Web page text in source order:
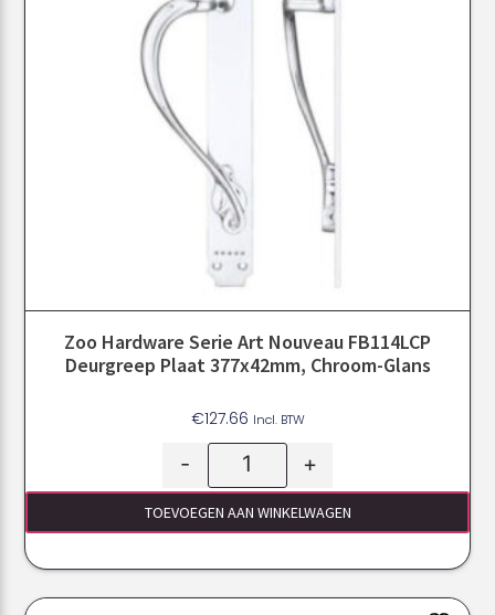
Zoo Hardware Serie Art Nouveau FB114LCP
Deurgreep Plaat 377x42mm, Chroom-Glans
€127.66 Incl. BTW
- +
TOEVOEGEN AAN WINKELWAGEN